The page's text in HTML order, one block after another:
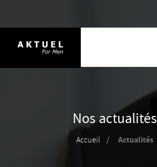
Nos actualités
Accueil Actualités